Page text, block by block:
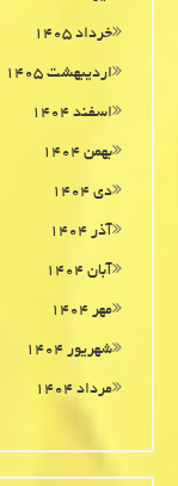
خرداد ۱۴۰۵
اردیبهشت ۱۴۰۵
اسفند ۱۴۰۴
بهمن ۱۴۰۴
دی ۱۴۰۴
آذر ۱۴۰۴
آبان ۱۴۰۴
مهر ۱۴۰۴
شهریور ۱۴۰۴
مرداد ۱۴۰۴